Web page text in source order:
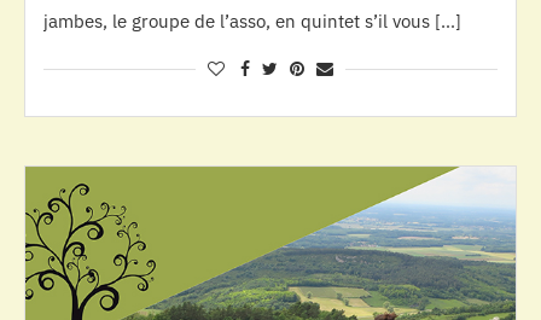
jambes, le groupe de l’asso, en quintet s’il vous […]